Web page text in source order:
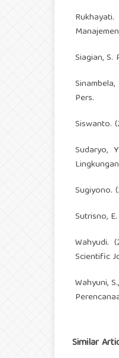
Siagian, S.
Pers.
Siswanto.
Sudaryo,
Sugiyono.
Sutrisno,
Wahyudi.
Scientific
Wahyuni,
Similar